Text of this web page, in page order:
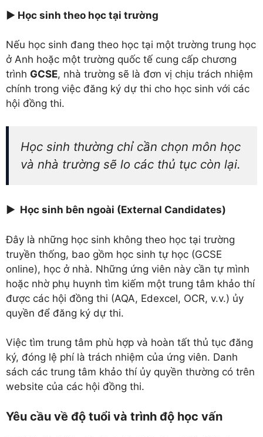
► Học sinh theo học tại trường
Nếu học sinh đang theo học tại một trường trung học
ở Anh hoặc một trường quốc tế cung cấp chương
trình GCSE, nhà trường sẽ là đơn vị chịu trách nhiệm
chính trong việc đăng ký dự thi cho học sinh với các
hội đồng thi.
Học sinh thường chỉ cần chọn môn học
và nhà trường sẽ lo các thủ tục còn lại.
► Học sinh bên ngoài (External Candidates)
Đây là những học sinh không theo học tại trường
truyền thống, bao gồm học sinh tự học (GCSE
online), học ở nhà. Những ứng viên này cần tự mình
hoặc nhờ phụ huynh tìm kiếm một trung tâm khảo thí
được các hội đồng thi (AQA, Edexcel, OCR, v.v.) ủy
quyền để đăng ký dự thi.
Việc tìm trung tâm phù hợp và hoàn tất thủ tục đăng
ký, đóng lệ phí là trách nhiệm của ứng viên. Danh
sách các trung tâm khảo thí ủy quyền thường có trên
website của các hội đồng thi.
Yêu cầu về độ tuổi và trình độ học vấn